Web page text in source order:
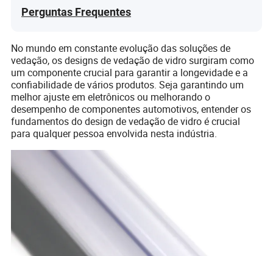
Perguntas Frequentes
No mundo em constante evolução das soluções de
vedação, os designs de vedação de vidro surgiram como
um componente crucial para garantir a longevidade e a
confiabilidade de vários produtos. Seja garantindo um
melhor ajuste em eletrônicos ou melhorando o
desempenho de componentes automotivos, entender os
fundamentos do design de vedação de vidro é crucial
para qualquer pessoa envolvida nesta indústria.